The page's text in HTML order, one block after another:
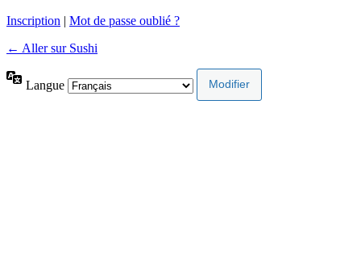
Inscription | Mot de passe oublié ?
← Aller sur Sushi
Langue